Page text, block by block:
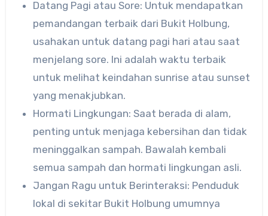
Datang Pagi atau Sore: Untuk mendapatkan
pemandangan terbaik dari Bukit Holbung,
usahakan untuk datang pagi hari atau saat
menjelang sore. Ini adalah waktu terbaik
untuk melihat keindahan sunrise atau sunset
yang menakjubkan.
Hormati Lingkungan: Saat berada di alam,
penting untuk menjaga kebersihan dan tidak
meninggalkan sampah. Bawalah kembali
semua sampah dan hormati lingkungan asli.
Jangan Ragu untuk Berinteraksi: Penduduk
lokal di sekitar Bukit Holbung umumnya